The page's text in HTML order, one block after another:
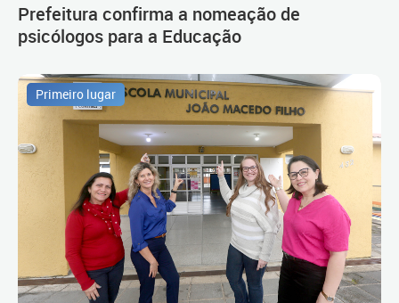
Prefeitura confirma a nomeação de
psicólogos para a Educação
Primeiro lugar